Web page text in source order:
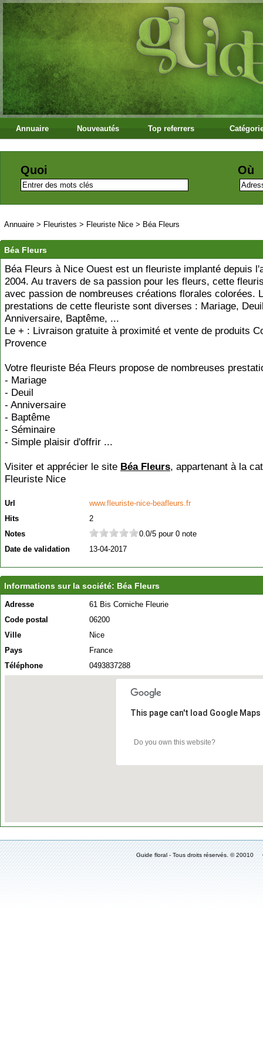
Annuaire Nouveautés Top referrers
Quoi Où
Annuaire > Fleuristes > Fleuriste Nice > Béa Fleurs
Béa Fleurs
Béa Fleurs à Nice Ouest est un fleuriste implanté depuis
2004. Au travers de sa passion pour les fleurs, cette
avec passion de nombreuses créations florales colorées.
prestations de cette fleuriste sont diverses : Mariage,
Anniversaire, Baptême, ...
Le + : Livraison gratuite à proximité et vente de produits
Provence
Votre fleuriste Béa Fleurs propose de nombreuses
- Mariage
- Deuil
- Anniversaire
- Baptême
- Séminaire
- Simple plaisir d'offrir ...
Visiter et apprécier le site Béa Fleurs, appartenant à la
Fleuriste Nice
Url
www.fleuriste-nice-beafleurs.fr
Hits
2
Notes
0.0/5 pour 0 note
Date de validation
13-04-2017
Informations sur la société: Béa Fleurs
Adresse
61 Bis Corniche Fleurie
Code postal
06200
Ville
Nice
Pays
France
Téléphone
0493837288
This page can't load Google
Do you own this website?
Guide floral - Tous droits réservés. ©